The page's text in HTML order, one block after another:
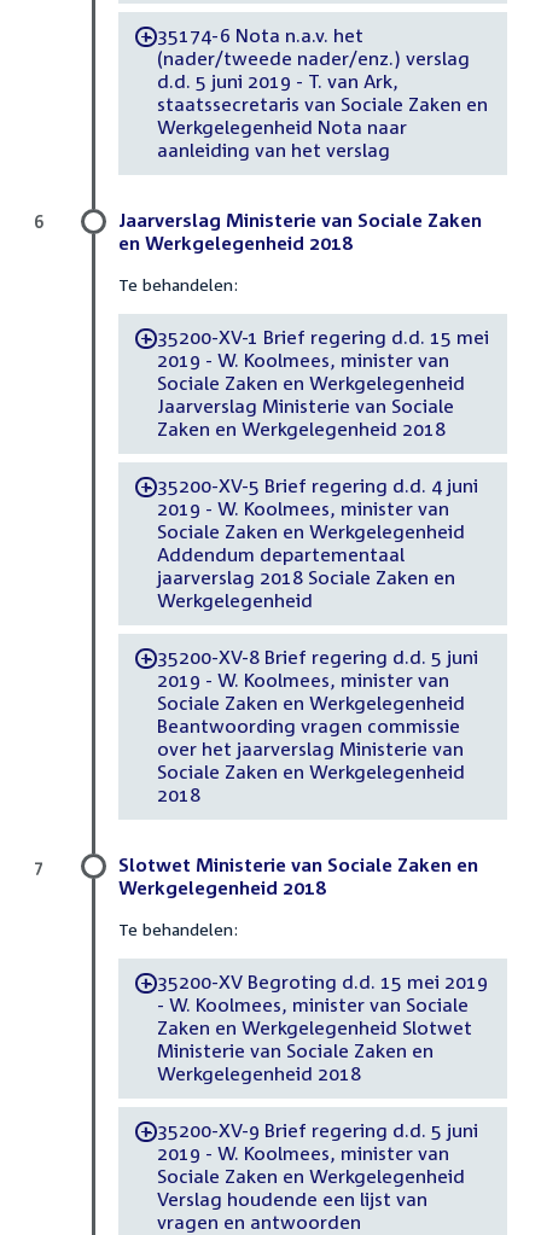
-35174-6 Nota n.a.v. het
(nader/tweede nader/enz.) verslag
d.d. 5 juni 2019 - T. van Ark,
staatssecretaris van Sociale Zaken en
Werkgelegenheid Nota naar
aanleiding van het verslag
Jaarverslag Ministerie van Sociale Zaken
en Werkgelegenheid 2018
Te behandelen:
-35200-XV-1 Brief regering d.d. 15 mei
2019 - W. Koolmees, minister van
Sociale Zaken en Werkgelegenheid
Jaarverslag Ministerie van Sociale
Zaken en Werkgelegenheid 2018
-35200-XV-5 Brief regering d.d. 4 juni
2019 - W. Koolmees, minister van
Sociale Zaken en Werkgelegenheid
Addendum departementaal
jaarverslag 2018 Sociale Zaken en
Werkgelegenheid
-35200-XV-8 Brief regering d.d. 5 juni
2019 - W. Koolmees, minister van
Sociale Zaken en Werkgelegenheid
Beantwoording vragen commissie
over het jaarverslag Ministerie van
Sociale Zaken en Werkgelegenheid
2018
6
Slotwet Ministerie van Sociale Zaken en
Werkgelegenheid 2018
Te behandelen:
-35200-XV Begroting d.d. 15 mei 2019
- W. Koolmees, minister van Sociale
Zaken en Werkgelegenheid Slotwet
Ministerie van Sociale Zaken en
Werkgelegenheid 2018
-35200-XV-9 Brief regering d.d. 5 juni
2019 - W. Koolmees, minister van
Sociale Zaken en Werkgelegenheid
Verslag houdende een lijst van
vragen en antwoorden
7